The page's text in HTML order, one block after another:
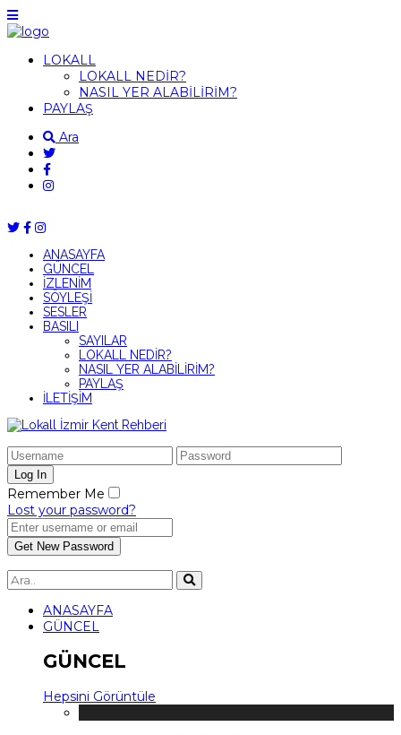
LOKALL
LOKALL NEDİR?
NASIL YER ALABİLİRİM?
PAYLAŞ
Ara
ANASAYFA
GÜNCEL
İZLENİM
SÖYLEŞİ
SESLER
BASILI
SAYILAR
LOKALL NEDİR?
NASIL YER ALABİLİRİM?
PAYLAŞ
İLETİŞİM
Remember Me
Lost your password?
ANASAYFA
GÜNCEL
GÜNCEL
Hepsini Görüntüle